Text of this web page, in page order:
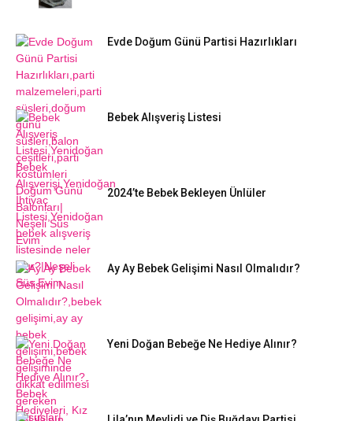
Evde Doğum Günü Partisi Hazırlıkları
Bebek Alışveriş Listesi
2024’te Bebek Bekleyen Ünlüler
Ay Ay Bebek Gelişimi Nasıl Olmalıdır?
Yeni Doğan Bebeğe Ne Hediye Alınır?